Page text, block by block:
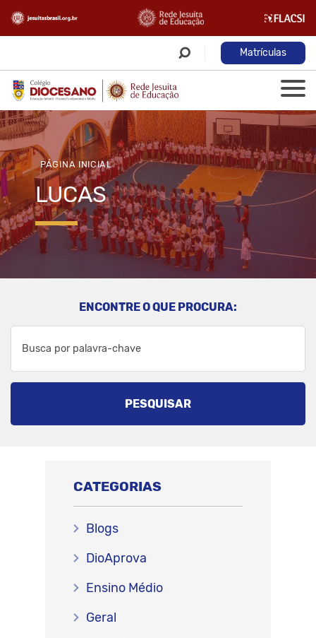
Matrículas
PÁGINA INICIAL
LUCAS
ENCONTRE O QUE PROCURA:
PESQUISAR
CATEGORIAS
Blogs
DioAprova
Ensino Médio
Geral